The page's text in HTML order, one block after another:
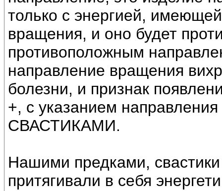
только с энергией,
вращения, и оно будет
противоположным
направление вращения
болезни, и признак
+, с указанием
СВАСТИКАМИ.
Нашими предками,
притягивали в себя